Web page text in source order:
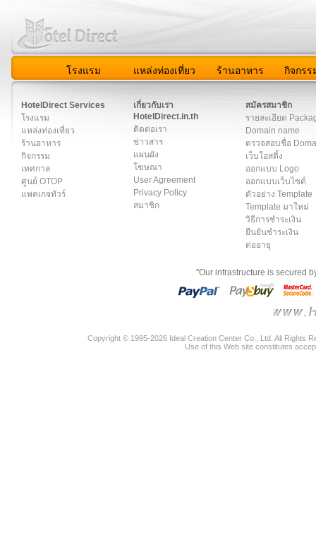
โรงแรม แหล่งท่องเที่ยว ร้านอาหาร กิจกรร
HotelDirect Services
โรงแรม
แหล่งท่องเที่ยว
ร้านอาหาร
กิจกรรม
เทศกาล
ศูนย์ OTOP
แพคเกจทัวร์
เกี่ยวกับเรา
HotelDirect.in.th
ติดต่อเรา
ข่าวสาร
แผนผัง
โฆษณา
User Agreement
Privacy Policy
สมาชิก
สมัครสมาชิก
รายละเอียด
Domain name
ตรวจสอบชื่อ
เว็บโฮสติ้ง
ออกแบบ Logo
ออกแบบเว็บไซต์
ตัวอย่าง Template
Template มาใหม่
วิธีการชำระเงิน
ยืนยันชำระเงิน
ต่ออายุ
"Our infrastructure is secured
Copyright © 1995-2026 Ideal Creation Center Co., Ltd. All Rights
Use of this Web site constitutes